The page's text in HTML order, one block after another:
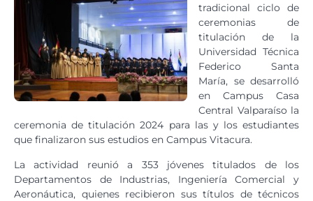
tradicional ciclo de
ceremonias de
titulación de la
Universidad Técnica
Federico Santa
María, se desarrolló
en Campus Casa
Central Valparaíso la
ceremonia de titulación 2024 para las y los estudiantes
que finalizaron sus estudios en Campus Vitacura.
La actividad reunió a 353 jóvenes titulados de los
Departamentos de Industrias, Ingeniería Comercial y
Aeronáutica, quienes recibieron sus títulos de técnicos